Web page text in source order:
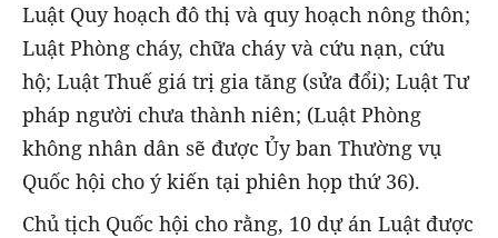
Luật Quy hoạch đô thị và quy hoạch nông thôn;
Luật Phòng cháy, chữa cháy và cứu nạn, cứu
hộ; Luật Thuế giá trị gia tăng (sửa đổi); Luật Tư
pháp người chưa thành niên; (Luật Phòng
không nhân dân sẽ được Ủy ban Thường vụ
Quốc hội cho ý kiến tại phiên họp thứ 36).
Chủ tịch Quốc hội cho rằng, 10 dự án Luật được